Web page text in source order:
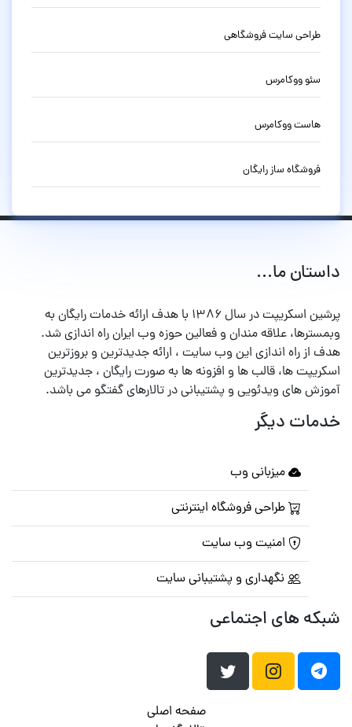
طراحی سایت فروشگاهی
سئو ووکامرس
هاست ووکامرس
فروشگاه ساز رایگان
داستان ما...
پرشین اسکریپت در سال ۱۳۸۶ با هدف ارائه خدمات رایگان به
وبمسترها، علاقه مندان و فعالین حوزه وب ایران راه اندازی شد.
هدف از راه اندازی این وب سایت ، ارائه جدیدترین و بروزترین
اسکریپت ها، قالب ها و افزونه ها به صورت رایگان ، جدیدترین
آموزش های ویدئویی و پشتیبانی در تالارهای گفتگو می باشد.
خدمات دیگر
میزبانی وب
طراحی فروشگاه اینترنتی
امنیت وب سایت
نگهداری و پشتیبانی سایت
شبکه های اجتماعی
صفحه اصلی